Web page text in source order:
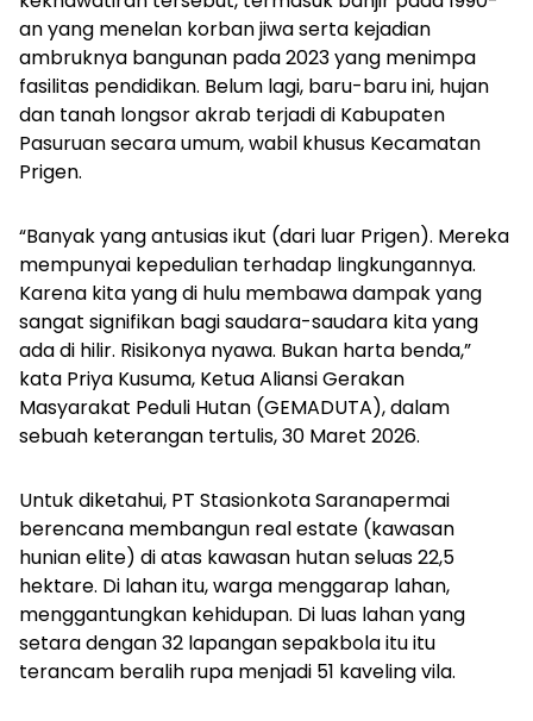
an yang menelan korban jiwa serta kejadian
ambruknya bangunan pada 2023 yang menimpa
fasilitas pendidikan. Belum lagi, baru-baru ini, hujan
dan tanah longsor akrab terjadi di Kabupaten
Pasuruan secara umum, wabil khusus Kecamatan
Prigen.
“Banyak yang antusias ikut (dari luar Prigen). Mereka
mempunyai kepedulian terhadap lingkungannya.
Karena kita yang di hulu membawa dampak yang
sangat signifikan bagi saudara-saudara kita yang
ada di hilir. Risikonya nyawa. Bukan harta benda,”
kata Priya Kusuma, Ketua Aliansi Gerakan
Masyarakat Peduli Hutan (GEMADUTA), dalam
sebuah keterangan tertulis, 30 Maret 2026.
Untuk diketahui, PT Stasionkota Saranapermai
berencana membangun real estate (kawasan
hunian elite) di atas kawasan hutan seluas 22,5
hektare. Di lahan itu, warga menggarap lahan,
menggantungkan kehidupan. Di luas lahan yang
setara dengan 32 lapangan sepakbola itu itu
terancam beralih rupa menjadi 51 kaveling vila.